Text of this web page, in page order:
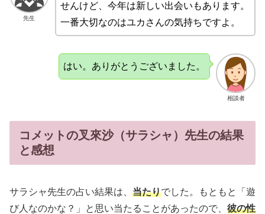
先生
せんけど、今年は新しい出会いもあります。
一番大切なのはユカさんの気持ちですよ。
相談者
はい。ありがとうございました。
コメットの叉來沙（サラシャ）先生の結果
と感想
サラシャ先生の占い結果は、 当たりでした。もともと「遊
び人なのかな？」と思い当たることがあったので、 彼の性